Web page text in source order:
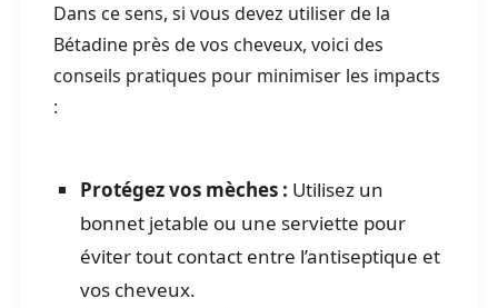
Dans ce sens, si vous devez utiliser de la
Bétadine près de vos cheveux, voici des
conseils pratiques pour minimiser les impacts
:
Protégez vos mèches : Utilisez un
bonnet jetable ou une serviette pour
éviter tout contact entre l’antiseptique et
vos cheveux.